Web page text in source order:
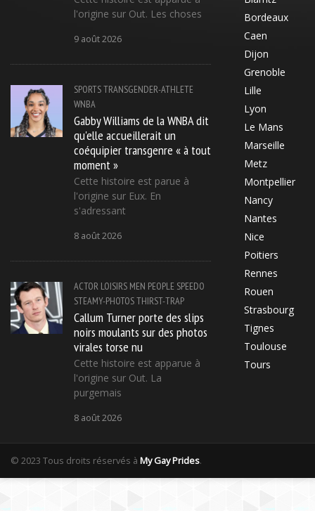
l'origine sur Out. Les choses
9 août 2026
SPORTSTRANSGENDER-ATHLETE
WNBA
Gabby Williams de la WNBA dit
qu'elle accueillerait un
coéquipier transgenre « à tout
moment »
Cette histoire est parue à
l'origine sur Eux. En
s'adressant
8 août 2026
ACTOR LOISIRS MEN PEOPLE SPEEDO
STEAMY-PHOTOSTHIRST-TRAP
Callum Turner porte des slips
noirs moulants sur des photos
virales torse nu
Cette histoire est apparue à
l'origine sur Out. La
purgemais
8 août 2026
Bordeaux
Caen
Dijon
Grenoble
Lille
Lyon
Le Mans
Marseille
Metz
Montpellier
Nancy
Nantes
Nice
Poitiers
Rennes
Rouen
Strasbourg
Tignes
Toulouse
Tours
© 2023 Tous droits réservés à My Gay Prides.